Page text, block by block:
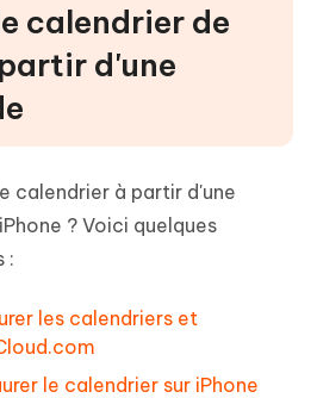
calendrier de
d'une
calendrier à partir d'une
? Voici quelques
:
les calendriers et
le calendrier sur iPhone